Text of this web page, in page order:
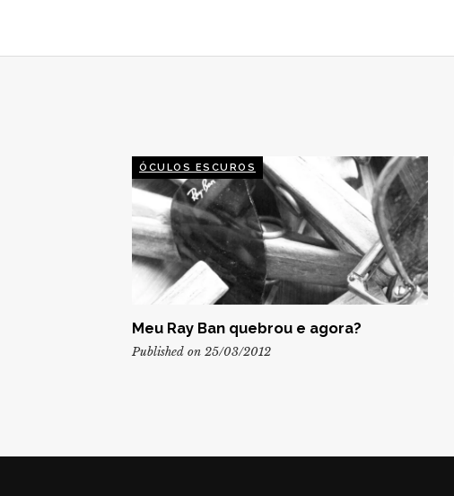
ÓCULOS ESCUROS
Meu Ray Ban quebrou e agora?
Published on 25/03/2012